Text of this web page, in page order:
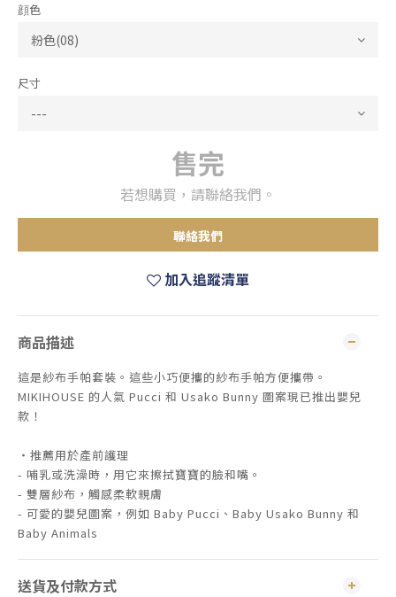
顔色
尺寸
售完
若想購買，請聯絡我們。
聯絡我們
加入追蹤清單
商品描述
這是紗布手帕套裝。這些小巧便攜的紗布手帕方便攜帶。
MIKIHOUSE 的人氣 Pucci 和 Usako Bunny 圖案現已推出嬰兒
款！
・推薦用於產前護理
- 哺乳或洗澡時，用它來擦拭寶寶的臉和嘴。
- 雙層紗布，觸感柔軟親膚
- 可愛的嬰兒圖案，例如 Baby Pucci、Baby Usako Bunny 和
Baby Animals
送貨及付款方式